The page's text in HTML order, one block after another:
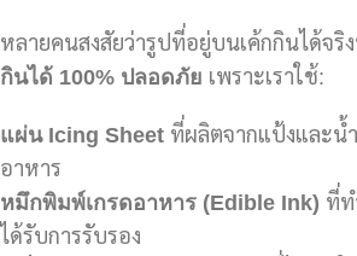
หลายคนสงสัยว่ารูปที่อยู่บนเค้กกินได้จริ
กินได้ 100% ปลอดภัย เพราะเราใช้:
แผ่น Icing Sheet ที่ผลิตจากแป้งและน้
อาหาร
หมึกพิมพ์เกรดอาหาร (Edible Ink) ที่ท
ได้รับการรับรอง